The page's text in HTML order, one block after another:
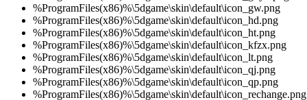
%ProgramFiles(x86)%\5dgame\skin\default\icon_gw.png
%ProgramFiles(x86)%\5dgame\skin\default\icon_hd.png
%ProgramFiles(x86)%\5dgame\skin\default\icon_ht.png
%ProgramFiles(x86)%\5dgame\skin\default\icon_kfzx.png
%ProgramFiles(x86)%\5dgame\skin\default\icon_lt.png
%ProgramFiles(x86)%\5dgame\skin\default\icon_qj.png
%ProgramFiles(x86)%\5dgame\skin\default\icon_qp.png
%ProgramFiles(x86)%\5dgame\skin\default\icon_rechange.png